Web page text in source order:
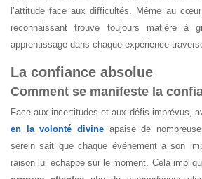
l’attitude face aux difficultés. Même au
reconnaissant trouve toujours matière à
apprentissage dans chaque expérience
La confiance absolue
Comment se manifeste la
Face aux incertitudes et aux défis imprévus,
en la volonté divine apaise de
serein sait que chaque événement a son
raison lui échappe sur le moment. Cela